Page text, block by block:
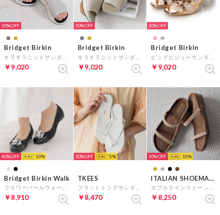
30%
Bridget Birkin
￥9,020
30%
Bridget Birkin
￥9,020
30%
Bridget Birkin
￥9,020
40% 10
Bridget Birkin Walk
￥8,910
30% 5
TKEES
￥8,470
30% 10
ITALIAN SHOEMAKERS
￥8,250